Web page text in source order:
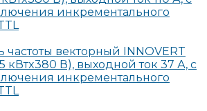
инкрементального
частоты векторный INNOVERT
кВтx380 В), выходной ток 37 А, с
инкрементального